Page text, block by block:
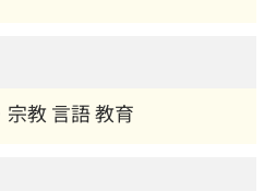
教 言語 教育